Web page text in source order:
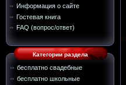
Информация о сайте
Гостевая книга
FAQ (вопрос/ответ)
Категории раздела
бесплатно свадебные
бесплатно школьные